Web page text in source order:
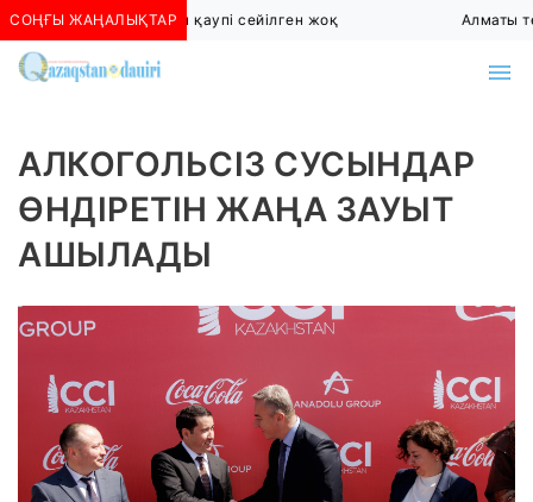
СОҢҒЫ ЖАҢАЛЫҚТАР
Алматыда көшкін қаупі сейілген жоқ Алматы
АЛКОГОЛЬСІЗ СУСЫНДАР
ӨНДІРЕТІН ЖАҢА ЗАУЫТ
АШЫЛАДЫ